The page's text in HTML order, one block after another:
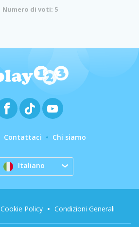
Numero di voti: 5
Contattaci Chi siamo
Italiano
Cookie Policy Condizioni Generali